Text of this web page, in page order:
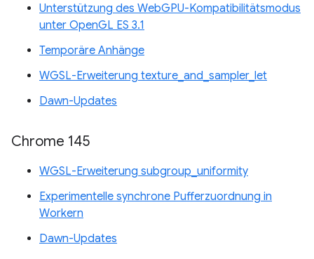
Unterstützung des WebGPU-Kompatibilitätsmodus
unter OpenGL ES 3.1
Temporäre Anhänge
WGSL-Erweiterung texture_and_sampler_let
Dawn-Updates
Chrome 145
WGSL-Erweiterung subgroup_uniformity
Experimentelle synchrone Pufferzuordnung in
Workern
Dawn-Updates